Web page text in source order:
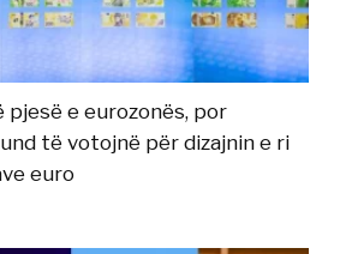
pjesë e eurozonës, por
të votojnë për dizajnin e ri
euro